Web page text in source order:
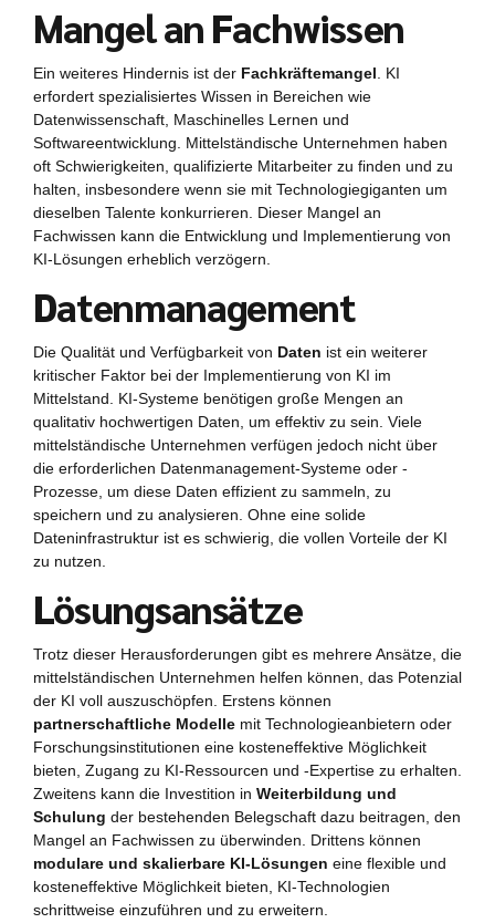
Mangel an Fachwissen
Ein weiteres Hindernis ist der Fachkräftemangel . KI
erfordert spezialisiertes Wissen in Bereichen wie
Datenwissenschaft, Maschinelles Lernen und
Softwareentwicklung. Mittelständische Unternehmen haben
oft Schwierigkeiten, qualifizierte Mitarbeiter zu finden und zu
halten, insbesondere wenn sie mit Technologiegiganten um
dieselben Talente konkurrieren. Dieser Mangel an
Fachwissen kann die Entwicklung und Implementierung von
KI-Lösungen erheblich verzögern.
Datenmanagement
Die Qualität und Verfügbarkeit von Daten ist ein weiterer
kritischer Faktor bei der Implementierung von KI im
Mittelstand. KI-Systeme benötigen große Mengen an
qualitativ hochwertigen Daten, um effektiv zu sein. Viele
mittelständische Unternehmen verfügen jedoch nicht über
die erforderlichen Datenmanagement-Systeme oder -
Prozesse, um diese Daten effizient zu sammeln, zu
speichern und zu analysieren. Ohne eine solide
Dateninfrastruktur ist es schwierig, die vollen Vorteile der KI
zu nutzen.
Lösungsansätze
Trotz dieser Herausforderungen gibt es mehrere Ansätze, die
mittelständischen Unternehmen helfen können, das Potenzial
der KI voll auszuschöpfen. Erstens können
partnerschaftliche Modelle mit Technologieanbietern oder
Forschungsinstitutionen eine kosteneffektive Möglichkeit
bieten, Zugang zu KI-Ressourcen und -Expertise zu erhalten.
Zweitens kann die Investition in Weiterbildung und
Schulung der bestehenden Belegschaft dazu beitragen, den
Mangel an Fachwissen zu überwinden. Drittens können
modulare und skalierbare KI-Lösungen eine flexible und
kosteneffektive Möglichkeit bieten, KI-Technologien
schrittweise einzuführen und zu erweitern.